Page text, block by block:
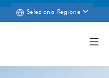
Seleziona Regione